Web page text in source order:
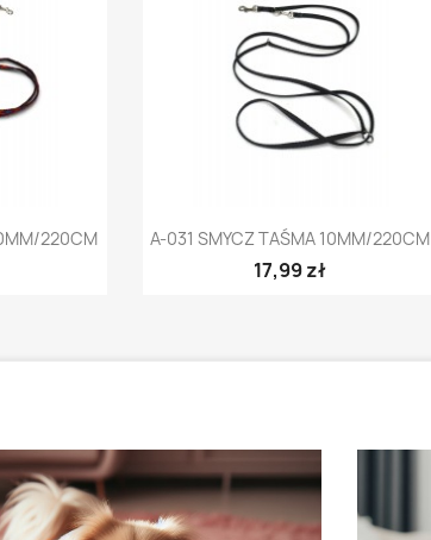
220CM Szybki podgląd
A-031 SMYCZ TAŚMA 10MM/220CM
17,99 zł